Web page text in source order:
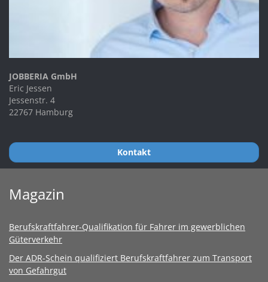
JOBBERIA GmbH
Eric Jessen
Jessenstr. 4
22767 Hamburg
Kontakt
Magazin
Berufskraftfahrer-Qualifikation für Fahrer im gewerblichen
Güterverkehr
Der ADR-Schein qualifiziert Berufskraftfahrer zum Transport
von Gefahrgut